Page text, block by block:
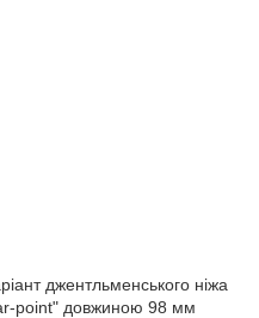
джентльменського ніжа
point" довжиною 98 мм